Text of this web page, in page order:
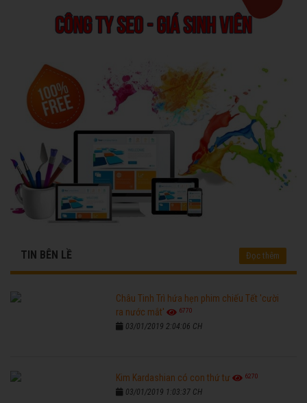
TIN BÊN LỀ Đọc thêm
Châu Tinh Trì hứa hẹn phim chiếu Tết 'cười
ra nước mắt'
6770
03/01/2019 2:04:06 CH
Kim Kardashian có con thứ tư 6270
03/01/2019 1:03:37 CH